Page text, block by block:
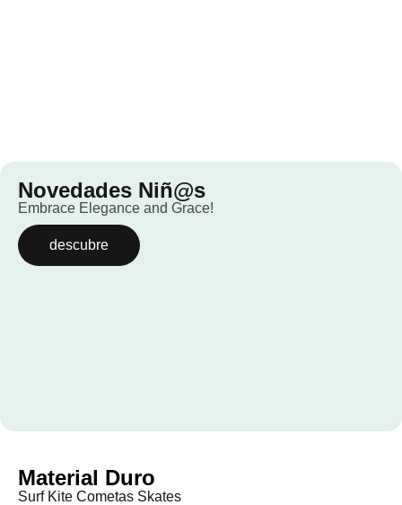
Novedades Niñ@s
Embrace Elegance and Grace!
descubre
Material Duro
Surf Kite Cometas Skates